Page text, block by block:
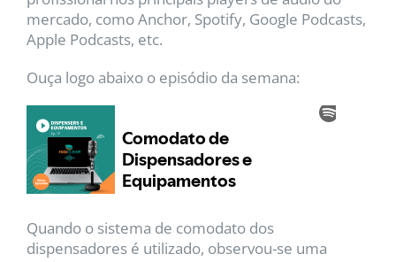
mercado, como Anchor, Spotify, Google Podcasts,
Apple Podcasts, etc.
Ouça logo abaixo o episódio da semana:
Quando o sistema de comodato dos
dispensadores é utilizado, observou-se uma